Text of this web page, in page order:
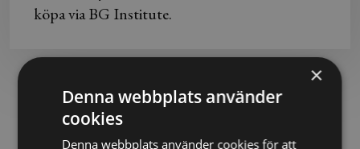
köpa via BG Institute.
Hur fungerar det?
×
Denna webbplats använder
cookies
Denna webbplats använder cookies för att